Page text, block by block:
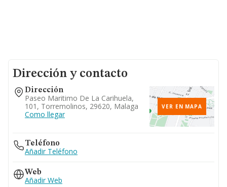
Dirección y contacto
Dirección
Paseo Maritimo De La Carihuela,
101, Torremolinos, 29620, Malaga
Como llegar
VER EN MAPA
Teléfono
Añadir Teléfono
Web
Añadir Web